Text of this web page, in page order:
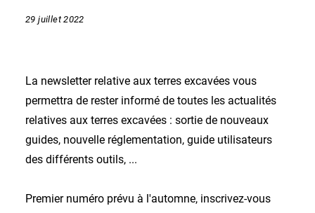
29 juillet 2022
La newsletter relative aux terres excavées vous
permettra de rester informé de toutes les actualités
relatives aux terres excavées : sortie de nouveaux
guides, nouvelle réglementation, guide utilisateurs
des différents outils, ...
Premier numéro prévu à l'automne, inscrivez-vous